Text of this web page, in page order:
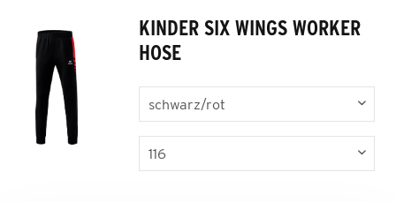
KINDER SIX WINGS WORKER
HOSE